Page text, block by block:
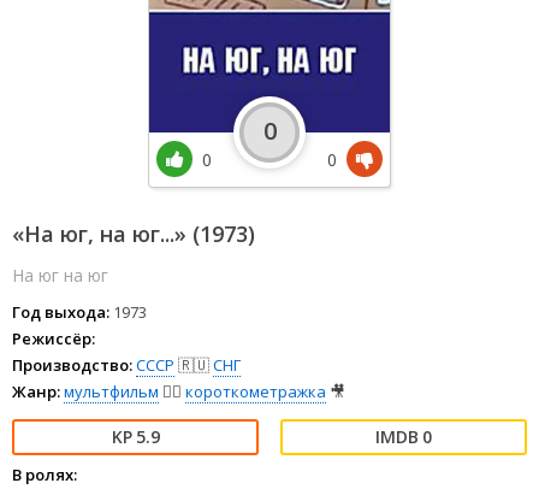
«На юг, на юг...» (1973)
На юг на юг
Год выхода: 1973
Режиссёр:
Производство:СССР 🇷🇺СНГ
Жанр:мультфильм 🧚‍♀️ короткометражка 🎥
5.9 0
В ролях:
0
0
0